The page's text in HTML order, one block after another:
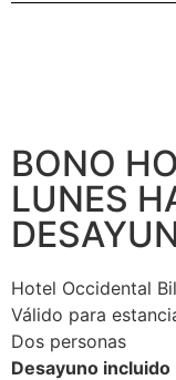
BONO
LUNES
Hotel Occidental
Válido para
Dos personas
Desayuno incluido